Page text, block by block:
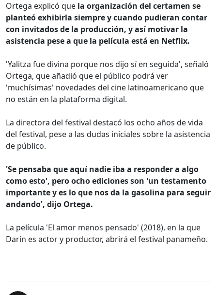
Ortega explicó que la organización del certamen se
planteó exhibirla siempre y cuando pudieran contar
con invitados de la producción, y así motivar la
asistencia pese a que la película está en Netflix.
'Yalitza fue divina porque nos dijo sí en seguida', señaló
Ortega, que añadió que el público podrá ver
'muchísimas' novedades del cine latinoamericano que
no están en la plataforma digital.
La directora del festival destacó los ocho años de vida
del festival, pese a las dudas iniciales sobre la asistencia
de público.
'Se pensaba que aquí nadie iba a responder a algo
como esto', pero ocho ediciones son 'un testamento
importante y es lo que nos da la gasolina para seguir
andando', dijo Ortega.
La película 'El amor menos pensado' (2018), en la que
Darín es actor y productor, abrirá el festival panameño.